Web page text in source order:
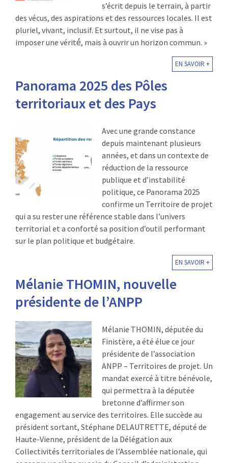
s’écrit depuis le terrain, à partir
des vécus, des aspirations et des ressources locales. Il est
pluriel, vivant, inclusif. Et surtout, il ne vise pas à
imposer une vérité́, mais à ouvrir un horizon commun. »
EN SAVOIR +
Panorama 2025 des Pôles
territoriaux et des Pays
Avec une grande constance
depuis maintenant plusieurs
années, et dans un contexte de
réduction de la ressource
publique et d’instabilité
politique, ce Panorama 2025
confirme un Territoire de projet
qui a su rester une référence stable dans l’univers
territorial et a conforté sa position d’outil performant
sur le plan politique et budgétaire.
EN SAVOIR +
Mélanie THOMIN, nouvelle
présidente de l’ANPP
Mélanie THOMIN, députée du
Finistère, a été élue ce jour
présidente de l’association
ANPP – Territoires de projet. Un
mandat exercé à titre bénévole,
qui permettra à la députée
bretonne d’affirmer son
engagement au service des territoires. Elle succède au
président sortant, Stéphane DELAUTRETTE, député de
Haute-Vienne, président de la Délégation aux
Collectivités territoriales de l’Assemblée nationale, qui